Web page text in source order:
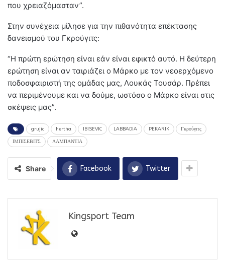
που χρειαζόμασταν”.
Στην συνέχεια μίλησε για την πιθανότητα επέκτασης
δανεισμού του Γκρούγιτς:
“Η πρώτη ερώτηση είναι εάν είναι εφικτό αυτό. Η δεύτερη
ερώτηση είναι αν ταιριάζει ο Μάρκο με τον νεοερχόμενο
ποδοσφαιριστή της ομάδας μας, Λουκάς Τουσάρ. Πρέπει
να περιμένουμε και να δούμε, ωστόσο ο Μάρκο είναι στις
σκέψεις μας”.
grujic hertha IBISEVIC LABBADIA PEKARIK Γκρούγιτς
ΙΜΠΙΣΕΒΙΤΣ ΛΑΜΠΑΝΤΙΑ
Share Facebook Twitter
Kingsport Team